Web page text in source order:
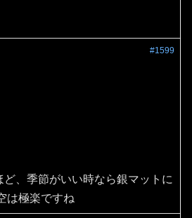
#1599
、季節がいい時なら銀マットに
は極楽ですね